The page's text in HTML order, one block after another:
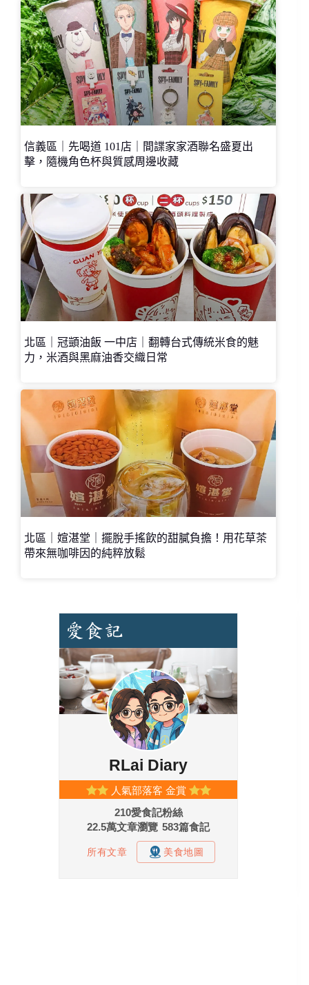
信義區｜先喝道 101店｜間諜家家酒聯名盛夏出
擊，隨機角色杯與質感周邊收藏
北區｜冠顗油飯 一中店｜翻轉台式傳統米食的魅
力，米酒與黑麻油香交織日常
北區｜媗湛堂｜擺脫手搖飲的甜膩負擔！用花草茶
帶來無咖啡因的純粹放鬆